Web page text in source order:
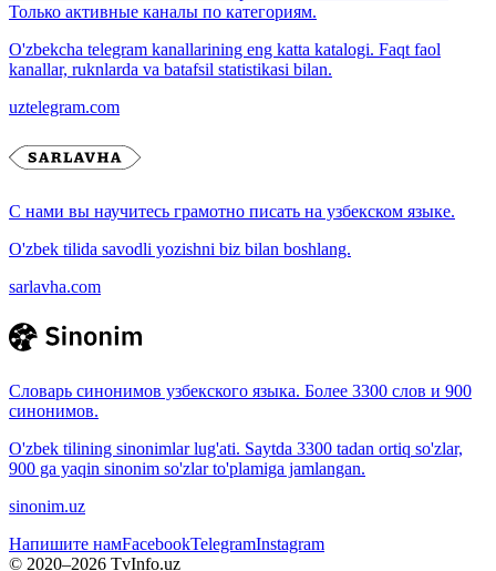
Только активные каналы по категориям.
O'zbekcha telegram kanallarining eng katta katalogi. Faqt faol
kanallar, ruknlarda va batafsil statistikasi bilan.
uztelegram.com
С нами вы научитесь грамотно писать на узбекском языке.
O'zbek tilida savodli yozishni biz bilan boshlang.
sarlavha.com
Словарь синонимов узбекского языка. Более 3300 слов и 900
синонимов.
O'zbek tilining sinonimlar lug'ati. Saytda 3300 tadan ortiq so'zlar,
900 ga yaqin sinonim so'zlar to'plamiga jamlangan.
sinonim.uz
Напишите намFacebookTelegramInstagram
© 2020–2026 TvInfo.uz